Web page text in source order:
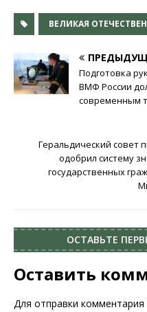
ВЕЛИКАЯ
Подготовка
ВМФ России
современным
Геральдический совет
одобрил систему
государственных
ОСТАВЬТЕ
Оставить
Для отправки